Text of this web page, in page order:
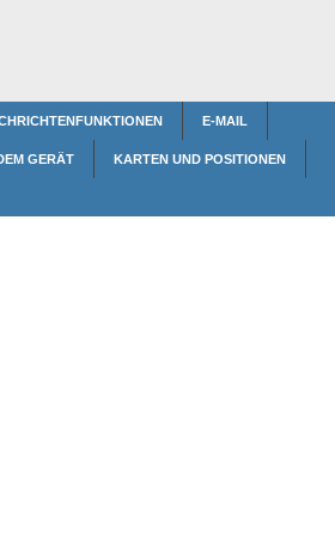
E-MAIL
GERÄT KARTEN UND POSITIONEN